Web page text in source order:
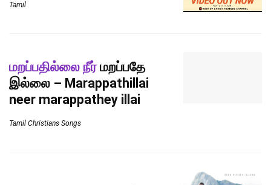
Tamil
மறப்பதில்லை நீர்மறப்பதே
இல்லை – Marappathillai
neer marappathey illai
Tamil Christians Songs